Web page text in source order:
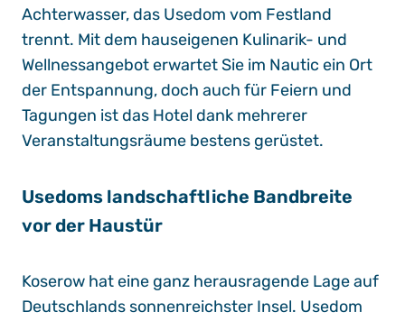
Achterwasser, das Usedom vom Festland
trennt. Mit dem hauseigenen Kulinarik- und
Wellnessangebot erwartet Sie im Nautic ein Ort
der Entspannung, doch auch für Feiern und
Tagungen ist das Hotel dank mehrerer
Veranstaltungsräume bestens gerüstet.
Usedoms landschaftliche Bandbreite
vor der Haustür
Koserow hat eine ganz herausragende Lage auf
Deutschlands sonnenreichster Insel. Usedom